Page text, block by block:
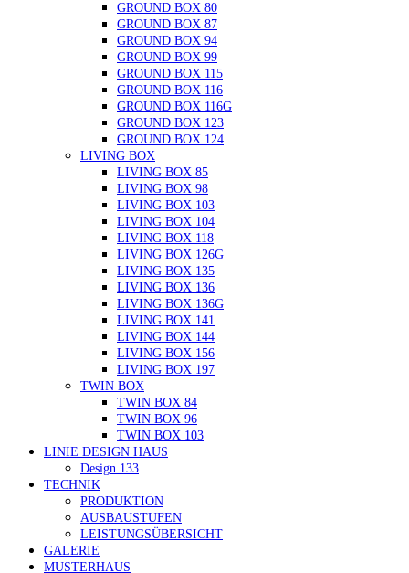
GROUND BOX 80
GROUND BOX 87
GROUND BOX 94
GROUND BOX 99
GROUND BOX 115
GROUND BOX 116
GROUND BOX 116G
GROUND BOX 123
GROUND BOX 124
LIVING BOX
LIVING BOX 85
LIVING BOX 98
LIVING BOX 103
LIVING BOX 104
LIVING BOX 118
LIVING BOX 126G
LIVING BOX 135
LIVING BOX 136
LIVING BOX 136G
LIVING BOX 141
LIVING BOX 144
LIVING BOX 156
LIVING BOX 197
TWIN BOX
TWIN BOX 84
TWIN BOX 96
TWIN BOX 103
LINIE DESIGN HAUS
Design 133
TECHNIK
PRODUKTION
AUSBAUSTUFEN
LEISTUNGSÜBERSICHT
GALERIE
MUSTERHAUS